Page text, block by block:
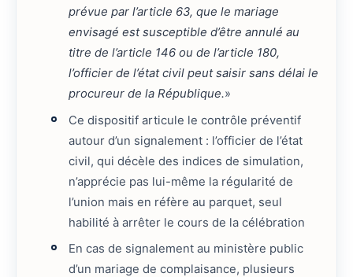
prévue par l’article 63, que le mariage
envisagé est susceptible d’être annulé au
titre de l’article 146 ou de l’article 180,
l’officier de l’état civil peut saisir sans délai le
procureur de la République.»
Ce dispositif articule le contrôle préventif
autour d’un signalement : l’officier de l’état
civil, qui décèle des indices de simulation,
n’apprécie pas lui-même la régularité de
l’union mais en réfère au parquet, seul
habilité à arrêter le cours de la célébration
En cas de signalement au ministère public
d’un mariage de complaisance, plusieurs